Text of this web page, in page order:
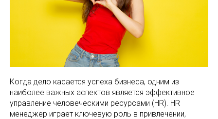
Когда дело касается успеха бизнеса, одним из
наиболее важных аспектов является эффективное
управление человеческими ресурсами (HR). HR
менеджер играет ключевую роль в привлечении,